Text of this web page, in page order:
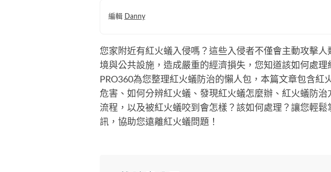
您家附近有紅火蟻入侵嗎？這些入侵者不僅會主動攻擊人
境與公共設施，造成嚴重的經濟損失，您知道該如何處理
PRO360為您整理紅火蟻防治的懶人包，本篇文章包含紅
危害、如何分辨紅火蟻、發現紅火蟻怎麼辦、紅火蟻防
流程，以及被紅火蟻咬到會怎樣？該如何處理？讓您輕
訊，協助您遠離紅火蟻問題！
編輯 Danny